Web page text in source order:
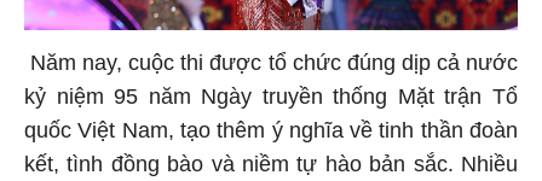
Năm nay, cuộc thi được tổ chức đúng dịp cả nước
kỷ niệm 95 năm Ngày truyền thống Mặt trận Tổ
quốc Việt Nam, tạo thêm ý nghĩa về tinh thần đoàn
kết, tình đồng bào và niềm tự hào bản sắc. Nhiều